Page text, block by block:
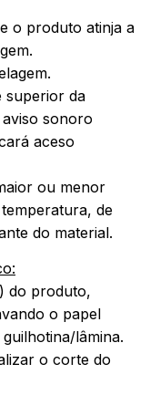
o produto atinja a
superior da
sonoro
aceso
ou menor
de
do material.
do produto,
o papel
lâmina.
o corte do